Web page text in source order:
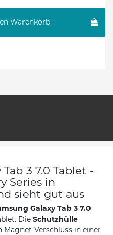
Warenkorb
3 7.0 Tablet -
Series in
sieht gut aus
Galaxy Tab 3 7.0
Die Schutzhülle
Verschluss in einer